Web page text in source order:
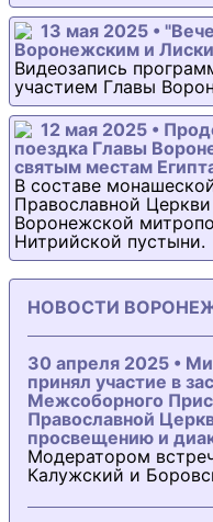
13 мая 2025 •
Воронежским и
Видеозапись
участием Главы
12 мая 2025 •
поездка Главы
святым местам
В составе
Православной
Воронежской
Нитрийской пустыни.
НОВОСТИ
30 апреля 2025 •
принял участие в
Межсоборного
Православной
просвещению и
Модератором
Калужский и